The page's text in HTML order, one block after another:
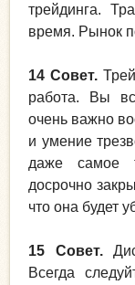
трейдинга.
время. Рынок
14 Совет.
работа. Вы
очень важно
и умение
даже самое
досрочно
что она будет
15 Совет.
Всегда